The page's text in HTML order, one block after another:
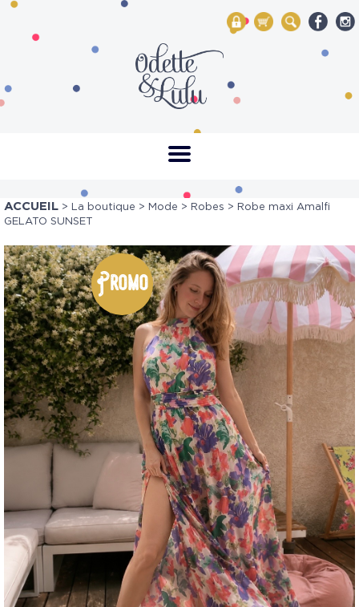
My Account
Mon panier
Rechercher
ACCUEIL > La boutique > Mode > Robes > Robe maxi Amalfi
GELATO SUNSET
Promo